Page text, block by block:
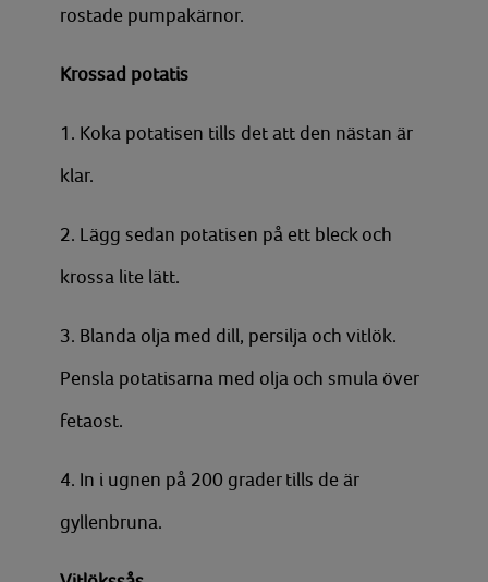
rostade pumpakärnor.
Krossad potatis
1. Koka potatisen tills det att den nästan är
klar.
2. Lägg sedan potatisen på ett bleck och
krossa lite lätt.
3. Blanda olja med dill, persilja och vitlök.
Pensla potatisarna med olja och smula över
fetaost.
4. In i ugnen på 200 grader tills de är
gyllenbruna.